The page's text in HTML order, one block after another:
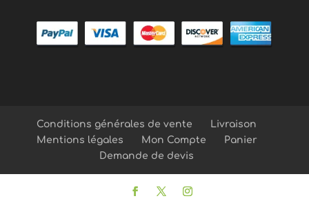
Conditions générales de vente
Livraison
Mentions légales
Mon Compte
Panier
Demande de devis